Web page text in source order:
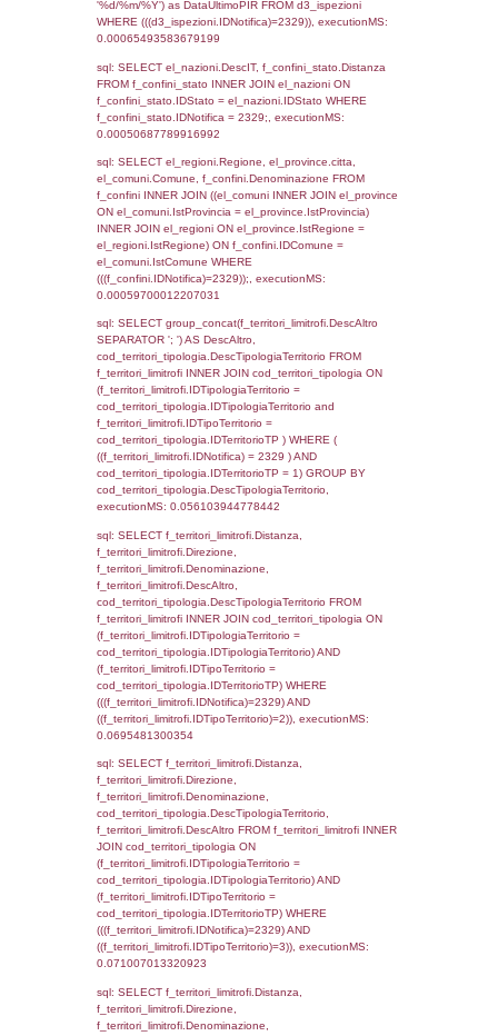
as ComuneSL, el_province_1.citta as
el_regioni_1.Regione as RegioneSL FROM
(((((a1_stabilimento LEFT JOIN el_comuni
a1_stabilimento.ComuneStab =
LEFT JOIN el_province ON
= el_province.IstProvincia) LEFT JOIN
a1_stabilimento.RegioneStab =
LEFT JOIN el_comuni AS el_comuni_1 ON
a1_stabilimento.IstComuneSL =
LEFT JOIN el_province AS el_province_1
a1_stabilimento.IstProvinciaSL =
el_province_1.IstProvincia) LEFT JOIN
el_regioni_1 ON
el_regioni_1.IstRegione where
executionMS: 0.00099706649780273
sql: SELECT a2p.Cognome, a2p.Nome
a2_ruolipersonale a2rp INNER JOIN
a2rp.IDPersonale = a2p.IDPersonale
(((a2p.IDNotifica)=2329) AND
sql: SELECT a2p.Cognome, a2p.Nome
a2_ruolipersonale a2rp INNER JOIN
a2rp.IDPersonale = a2p.IDPersonale
(((a2p.IDNotifica)=2329) AND
executionMS: 0.0026171207427979
sql: SELECT Cognome, Nome FROM
reg_a2_ruolipersonale INNER JOIN
reg_a2_ruolipersonale.IDPersonale =
reg_a2_personale.IDPersonale WHERE
executionMS: 0.0011019706726074
sql: SELECT cod_ipa_aoo.des_amm,
d1_controlli.UntAmmTerr,
d1_controlli.Regione, d1_controlli.Provincia,
d1_controlli.Comune, d1_controlli.Via,
d1_controlli.Email, d1_controlli.Pec FROM